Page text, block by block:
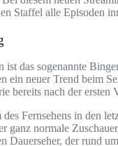
Staffel alle Episoden
das sogenannte
ein neuer Trend beim
bereits nach der
Fernsehens in den
ganz normale
Dauerseher, der rund